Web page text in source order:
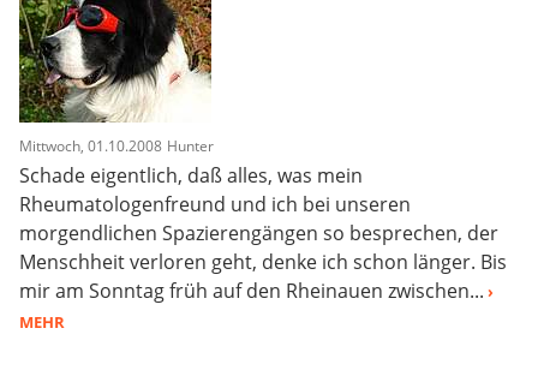
Mittwoch, 01.10.2008 Hunter
Schade eigentlich, daß alles, was mein
Rheumatologenfreund und ich bei unseren
morgendlichen Spazierengängen so besprechen, der
Menschheit verloren geht, denke ich schon länger. Bis
mir am Sonntag früh auf den Rheinauen zwischen... ›
MEHR